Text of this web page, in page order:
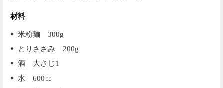
材料
米粉麺 300g
とりささみ 200g
酒 大さじ1
水 600㏄